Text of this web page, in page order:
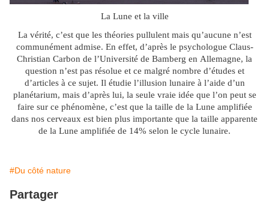
La Lune et la ville
La vérité, c’est que les théories pullulent mais qu’aucune n’est
communément admise. En effet, d’après le psychologue Claus-
Christian Carbon de l’Université de Bamberg en Allemagne, la
question n’est pas résolue et ce malgré nombre d’études et
d’articles à ce sujet. Il étudie l’illusion lunaire à l’aide d’un
planétarium, mais d’après lui, la seule vraie idée que l’on peut se
faire sur ce phénomène, c’est que la taille de la Lune amplifiée
dans nos cerveaux est bien plus importante que la taille apparente
de la Lune amplifiée de 14% selon le cycle lunaire.
#Du côté nature
Partager